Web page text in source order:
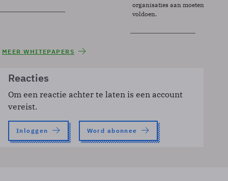
organisaties aan moeten
voldoen.
MEER WHITEPAPERS
Reacties
Om een reactie achter te laten is een account
vereist.
Inloggen Word abonnee